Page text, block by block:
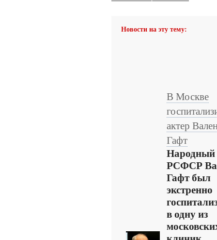
Новости на эту тему:
В Москве
актер
Гафт
Народный
РСФСР
Гафт был
экстренно
в одну из